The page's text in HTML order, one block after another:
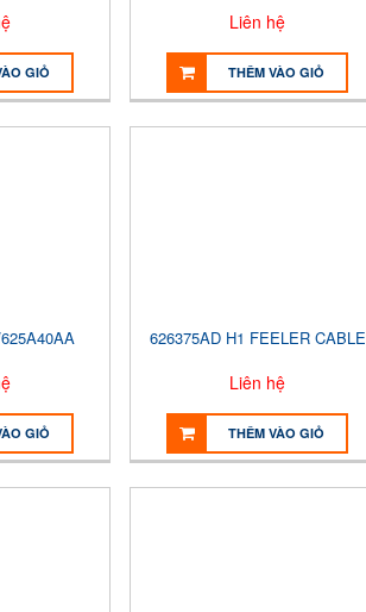
GIỎ
Liên hệ
THÊM VÀO GIỎ
GIỎ
626375AD H1 FEELER CABLE
Liên hệ
THÊM VÀO GIỎ